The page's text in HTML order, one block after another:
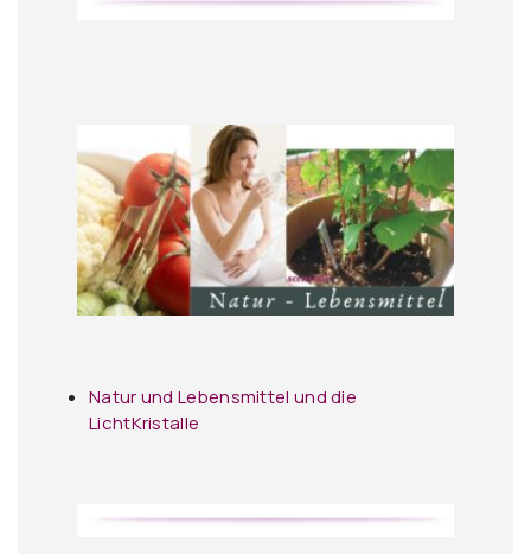
Natur und Lebensmittel und die
LichtKristalle